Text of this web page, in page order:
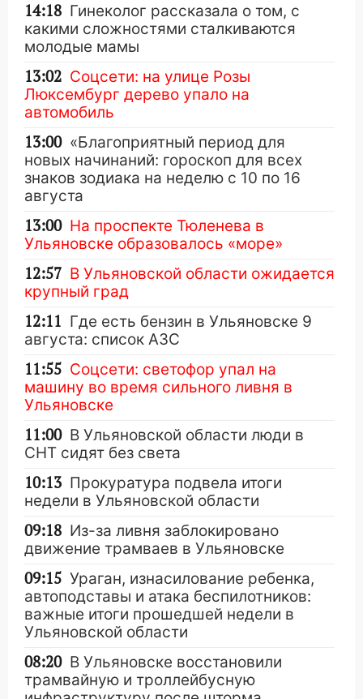
14:18 Гинеколог рассказала о том, с
какими сложностями сталкиваются
молодые мамы
13:02 Соцсети: на улице Розы
Люксембург дерево упало на
автомобиль
13:00 «Благоприятный период для
новых начинаний: гороскоп для всех
знаков зодиака на неделю с 10 по 16
августа
13:00 На проспекте Тюленева в
Ульяновске образовалось «море»
12:57 В Ульяновской области ожидается
крупный град
12:11 Где есть бензин в Ульяновске 9
августа: список АЗС
11:55 Соцсети: светофор упал на
машину во время сильного ливня в
Ульяновске
11:00 В Ульяновской области люди в
СНТ сидят без света
10:13 Прокуратура подвела итоги
недели в Ульяновской области
09:18 Из-за ливня заблокировано
движение трамваев в Ульяновске
09:15 Ураган, изнасилование ребенка,
автоподставы и атака беспилотников:
важные итоги прошедшей недели в
Ульяновской области
08:20 В Ульяновске восстановили
трамвайную и троллейбусную